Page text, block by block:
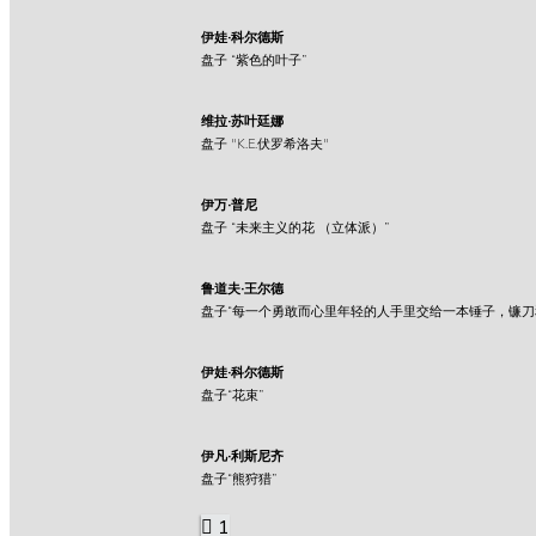
伊娃·科尔德斯
盘子 “紫色的叶子”
维拉·苏叶廷娜
盘子 "K.E.伏罗希洛夫"
伊万·普尼
盘子 “未来主义的花 （立体派）”
鲁道夫·王尔德
盘子“每一个勇敢而心里年轻的人手里交给一本锤子，镰
伊娃·科尔德斯
盘子“花束”
伊凡·利斯尼齐
盘子“熊狩猎”
1